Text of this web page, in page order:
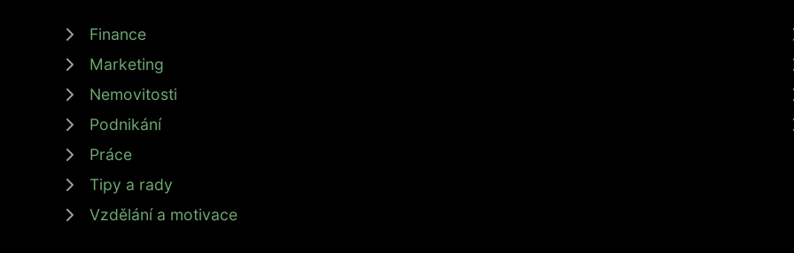
Finance
Marketing
Nemovitosti
Podnikání
Práce
Tipy a rady
Vzdělání a motivace